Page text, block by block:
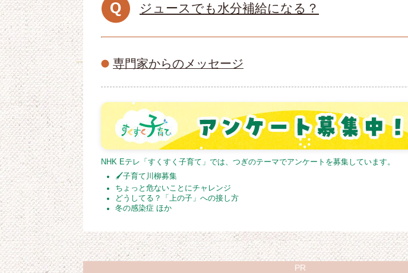
ジュースでも水分補給になる？
専門家からのメッセージ
NHK Eテレ「すくすく子育て」では、つぎのテーマでアンケートを募集しています。
🖌子育て川柳募集
ちょっと危ないことにチャレンジ
どうしてる？「上の子」への接し方
冬の感染症 ほか
PR